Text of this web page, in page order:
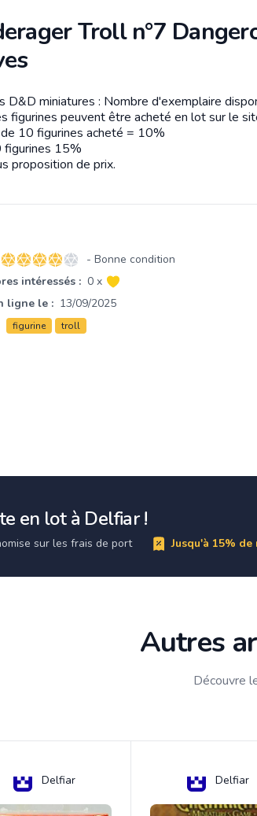
Troll n°7
D&D miniatures : Nombre d'exemplaire
figurines peuvent être acheté en lot sur le
10 figurines acheté = 10%
figurines 15%
proposition de prix.
4 sur 5 étoiles
- Bonne condition
intéressés : 0 x
ligne le : 13/09/2025
figurine troll
en lot à Delfiar !
sur les frais de port Jusqu'à 15%
Autres
Découvre
Delfiar Delfiar